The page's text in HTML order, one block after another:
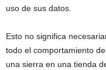
uso de sus datos.
Esto no significa
todo el comportamiento
una sierra en una tienda